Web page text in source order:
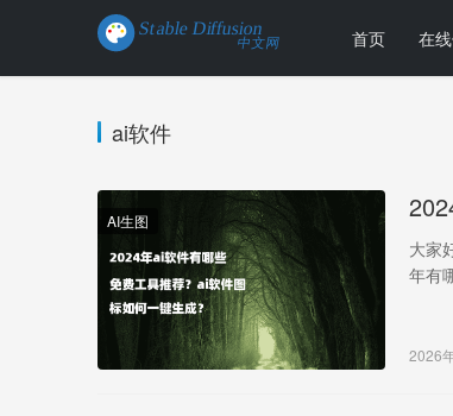
首页 在
ai软件
AI生图
大家
年有
2026